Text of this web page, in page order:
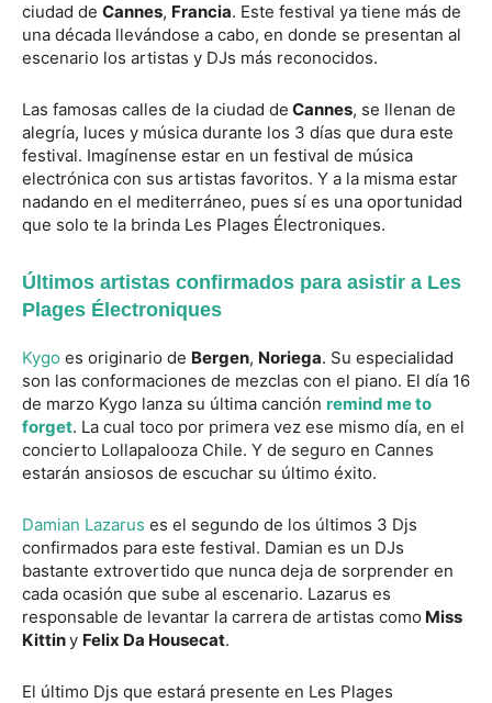
ciudad de Cannes, Francia. Este festival ya tiene más de
una década llevándose a cabo, en donde se presentan al
escenario los artistas y DJs más reconocidos.
Las famosas calles de la ciudad de Cannes, se llenan de
alegría, luces y música durante los 3 días que dura este
festival. Imagínense estar en un festival de música
electrónica con sus artistas favoritos. Y a la misma estar
nadando en el mediterráneo, pues sí es una oportunidad
que solo te la brinda Les Plages Électroniques.
Últimos artistas confirmados para asistir a Les
Plages Électroniques
Kygo es originario de Bergen, Noriega. Su especialidad
son las conformaciones de mezclas con el piano. El día 16
de marzo Kygo lanza su última canción remind me to
forget. La cual toco por primera vez ese mismo día, en el
concierto Lollapalooza Chile. Y de seguro en Cannes
estarán ansiosos de escuchar su último éxito.
Damian Lazarus es el segundo de los últimos 3 Djs
confirmados para este festival. Damian es un DJs
bastante extrovertido que nunca deja de sorprender en
cada ocasión que sube al escenario. Lazarus es
responsable de levantar la carrera de artistas como Miss
Kittiny Felix Da Housecat.
El último Djs que estará presente en Les Plages